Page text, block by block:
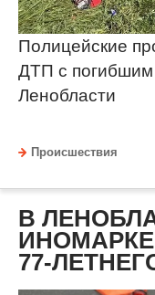
Полицейские
ДТП с погибшим
Ленобласти
Происшествия
В
77-